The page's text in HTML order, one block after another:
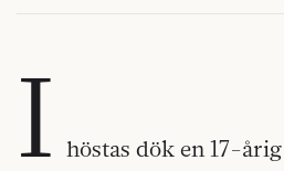
I höstas dök en 17-